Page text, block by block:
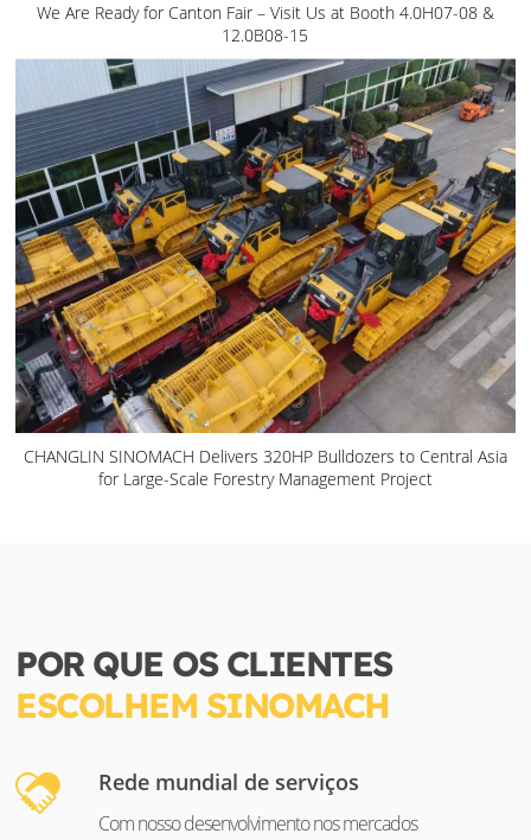
We Are Ready for Canton Fair – Visit Us at Booth 4.0H07-08 &
12.0B08-15
CHANGLIN SINOMACH Delivers 320HP Bulldozers to Central Asia
for Large-Scale Forestry Management Project
POR QUE OS CLIENTES
ESCOLHEM SINOMACH
Rede mundial de serviços
Com nosso desenvolvimento nos mercados